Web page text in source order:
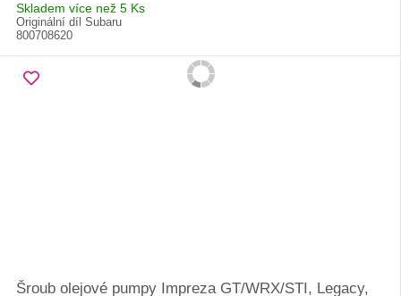
Skladem více než 5 Ks
Originální díl Subaru
800708620
Šroub olejové pumpy Impreza GT/WRX/STI, Legacy,